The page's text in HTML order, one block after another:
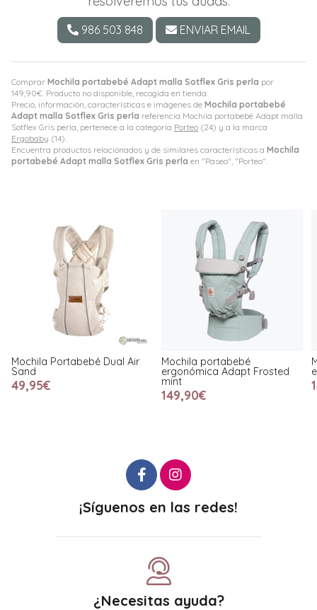
Comprar Mochila portabebé Adapt malla Sotflex Gris perla por
149,90€ . Producto no disponible, recogida en tienda.
Precio, información, características e imágenes de Mochila portabebé
Adapt malla Sotflex Gris perla referencia Mochila portabebé Adapt malla
Sotflex Gris perla, pertenece a la categoría Porteo (24) y a la marca
Ergobaby (14).
Encuentra productos relacionados y de similares características a Mochila
portabebé Adapt malla Sotflex Gris perla en "Paseo", "Porteo".
986 503 848 ENVIAR EMAIL
Air Mochila portabebé
ergonómica Adapt Frosted
mint
Mochila portabebé
ergonómica Adapt
¡Síguenos en las redes!
¿Necesitas ayuda?